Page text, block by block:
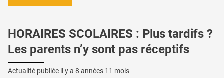
HORAIRES SCOLAIRES : Plus tardifs ?
Les parents n’y sont pas réceptifs
Actualité publiée il y a 8 années 11 mois